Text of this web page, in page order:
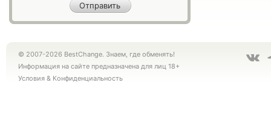
© 2007-2026 BestChange. Знаем, где обменять!
Информация на сайте предназначена для лиц 18+
Условия & Конфиденциальность